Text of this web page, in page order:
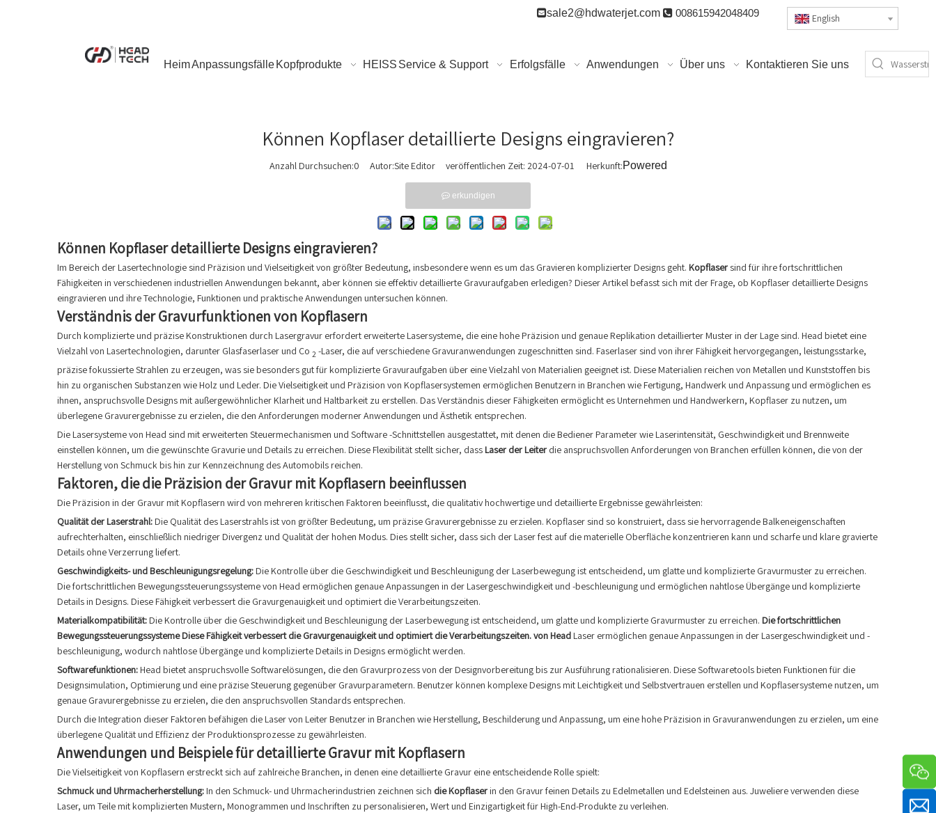
sale2@hdwaterjet.com  008615942048409 English
HeimAnpassungsfälle Kopfprodukte HEISS Service & Support Erfolgsfälle Anwendungen Über uns Kontaktieren Sie uns
Können Kopflaser detaillierte Designs eingravieren?
Anzahl Durchsuchen:0 Autor:Site Editor veröffentlichen Zeit: 2024-07-01 Herkunft:Powered
erkundigen
Können Kopflaser detaillierte Designs eingravieren?
Im Bereich der Lasertechnologie sind Präzision und Vielseitigkeit von größter Bedeutung, insbesondere wenn es um das Gravieren komplizierter Designs geht. Kopflasersind für ihre fortschrittlichen
Fähigkeiten in verschiedenen industriellen Anwendungen bekannt, aber können sie effektiv detaillierte Gravuraufgaben erledigen? Dieser Artikel befasst sich mit der Frage, ob Kopflaser detaillierte Designs
eingravieren und ihre Technologie, Funktionen und praktische Anwendungen untersuchen können.
Verständnis der Gravurfunktionen von Kopflasern
Durch komplizierte und präzise Konstruktionen durch Lasergravur erfordert erweiterte Lasersysteme, die eine hohe Präzision und genaue Replikation detaillierter Muster in der Lage sind. Head bietet eine
Vielzahl von Lasertechnologien, darunter Glasfaserlaser und Co 2 -Laser, die auf verschiedene Gravuranwendungen zugeschnitten sind. Faserlaser sind von ihrer Fähigkeit hervorgegangen, leistungsstarke,
präzise fokussierte Strahlen zu erzeugen, was sie besonders gut für komplizierte Gravuraufgaben über eine Vielzahl von Materialien geeignet ist. Diese Materialien reichen von Metallen und Kunststoffen bis
hin zu organischen Substanzen wie Holz und Leder. Die Vielseitigkeit und Präzision von Kopflasersystemen ermöglichen Benutzern in Branchen wie Fertigung, Handwerk und Anpassung und ermöglichen es
ihnen, anspruchsvolle Designs mit außergewöhnlicher Klarheit und Haltbarkeit zu erstellen. Das Verständnis dieser Fähigkeiten ermöglicht es Unternehmen und Handwerkern, Kopflaser zu nutzen, um
überlegene Gravurergebnisse zu erzielen, die den Anforderungen moderner Anwendungen und Ästhetik entsprechen.
Die Lasersysteme von Head sind mit erweiterten Steuermechanismen und Software -Schnittstellen ausgestattet, mit denen die Bediener Parameter wie Laserintensität, Geschwindigkeit und Brennweite
einstellen können, um die gewünschte Gravurie und Details zu erreichen. Diese Flexibilität stellt sicher, dass Laser der Leiter die anspruchsvollen Anforderungen von Branchen erfüllen können, die von der
Herstellung von Schmuck bis hin zur Kennzeichnung des Automobils reichen.
Faktoren, die die Präzision der Gravur mit Kopflasern beeinflussen
Die Präzision in der Gravur mit Kopflasern wird von mehreren kritischen Faktoren beeinflusst, die qualitativ hochwertige und detaillierte Ergebnisse gewährleisten:
Qualität der Laserstrahl: Die Qualität des Laserstrahls ist von größter Bedeutung, um präzise Gravurergebnisse zu erzielen. Kopflaser sind so konstruiert, dass sie hervorragende Balkeneigenschaften
aufrechterhalten, einschließlich niedriger Divergenz und Qualität der hohen Modus. Dies stellt sicher, dass sich der Laser fest auf die materielle Oberfläche konzentrieren kann und scharfe und klare gravierte
Details ohne Verzerrung liefert.
Geschwindigkeits- und Beschleunigungsregelung: Die Kontrolle über die Geschwindigkeit und Beschleunigung der Laserbewegung ist entscheidend, um glatte und komplizierte Gravurmuster zu erreichen.
Die fortschrittlichen Bewegungssteuerungssysteme von Head ermöglichen genaue Anpassungen in der Lasergeschwindigkeit und -beschleunigung und ermöglichen nahtlose Übergänge und komplizierte
Details in Designs. Diese Fähigkeit verbessert die Gravurgenauigkeit und optimiert die Verarbeitungszeiten.
Materialkompatibilität: Die Kontrolle über die Geschwindigkeit und Beschleunigung der Laserbewegung ist entscheidend, um glatte und komplizierte Gravurmuster zu erreichen. Die fortschrittlichen
Bewegungssteuerungssysteme Diese Fähigkeit verbessert die Gravurgenauigkeit und optimiert die Verarbeitungszeiten.von Head Laser ermöglichen genaue Anpassungen in der Lasergeschwindigkeit und -
beschleunigung, wodurch nahtlose Übergänge und komplizierte Details in Designs ermöglicht werden.
Softwarefunktionen: Head bietet anspruchsvolle Softwarelösungen, die den Gravurprozess von der Designvorbereitung bis zur Ausführung rationalisieren. Diese Softwaretools bieten Funktionen für die
Designsimulation, Optimierung und eine präzise Steuerung gegenüber Gravurparametern. Benutzer können komplexe Designs mit Leichtigkeit und Selbstvertrauen erstellen und Kopflasersysteme nutzen, um
genaue Gravurergebnisse zu erzielen, die den anspruchsvollen Standards entsprechen.
Durch die Integration dieser Faktoren befähigen die Laser von Leiter Benutzer in Branchen wie Herstellung, Beschilderung und Anpassung, um eine hohe Präzision in Gravuranwendungen zu erzielen, um eine
überlegene Qualität und Effizienz der Produktionsprozesse zu gewährleisten.
Anwendungen und Beispiele für detaillierte Gravur mit Kopflasern
Die Vielseitigkeit von Kopflasern erstreckt sich auf zahlreiche Branchen, in denen eine detaillierte Gravur eine entscheidende Rolle spielt:
Schmuck und Uhrmacherherstellung: In den Schmuck- und Uhrmacherindustrien zeichnen sich die Kopflaser in den Gravur feinen Details zu Edelmetallen und Edelsteinen aus. Juweliere verwenden diese
Laser, um Teile mit komplizierten Mustern, Monogrammen und Inschriften zu personalisieren, Wert und Einzigartigkeit für High-End-Produkte zu verleihen.